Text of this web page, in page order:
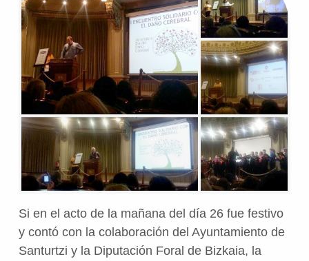
Si en el acto de la mañana del día 26 fue festivo
y contó con la colaboración del Ayuntamiento de
Santurtzi y la Diputación Foral de Bizkaia, la